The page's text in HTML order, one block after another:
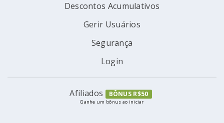
Descontos Acumulativos
Gerir Usuários
Segurança
Login
Afiliados BÔNUS R$50
Ganhe um bônus ao iniciar